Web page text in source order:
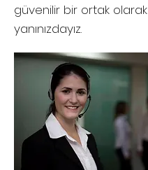
güvenilir bir ortak olarak
yanınızdayız.